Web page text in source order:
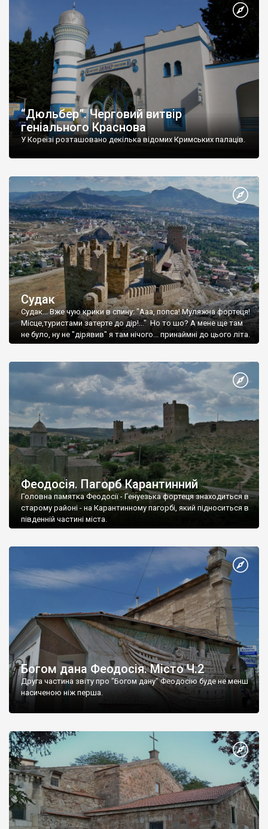
“Дюльбер”. Черговий витвір
геніального Краснова
У Кореїзі розташовано декілька відомих Кримських палаців.
Судак
Судак... Вже чую крики в спину: "Ааа, попса! Муляжна фортеця!
Місце,туристами затерте до дір!..." Но то шо? А мене ще там
не було, ну не "дірявив" я там нічого... принаймні до цього літа.
Феодосія. Пагорб Карантинний
Головна памятка Феодосії - Генуезька фортеця знаходиться в
старому районі - на Карантинному пагорбі, який підноситься в
південній частині міста.
Богом дана Феодосія. Місто Ч.2
Друга частина звіту про "Богом дану" Феодосію буде не менш
насиченою ніж перша.